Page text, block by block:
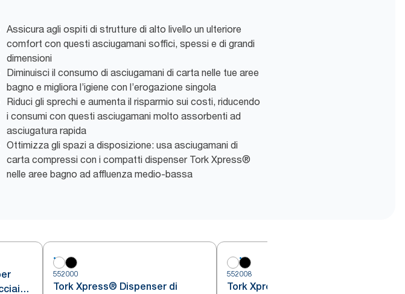
Assicura agli ospiti di strutture di alto livello un ulteriore
comfort con questi asciugamani soffici, spessi e di grandi
dimensioni
Diminuisci il consumo di asciugamani di carta nelle tue aree
bagno e migliora l’igiene con l’erogazione singola
Riduci gli sprechi e aumenta il risparmio sui costi, riducendo
i consumi con questi asciugamani molto assorbenti ad
asciugatura rapida
Ottimizza gli spazi a disposizione: usa asciugamani di
carta compressi con i compatti dispenser Tork Xpress®
nelle aree bagno ad affluenza medio-bassa
552000
Tork Xpress® Dispenser di
552008
Tork Xpress® Dispenser per